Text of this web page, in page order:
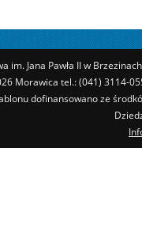
im. Jana Pawła II w Brzezinach
Morawica tel.: (041) 3114-
dofinansowano ze